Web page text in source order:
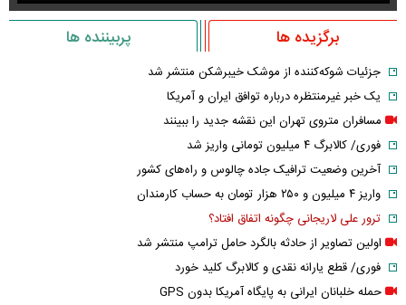
برگزیده ها پربیننده ها
جزئیات شوکه‌کننده از موشک خیبرشکن منتشر شد
یک خبر غیرمنتظره درباره توافق ایران و آمریکا
مسافران متروی تهران این نقشه جدید را ببینند
فوری/ کالابرگ ۴ میلیون تومانی واریز شد
آخرین وضعیت ترافیک جاده چالوس و راه‌های کشور
واریز ۴ میلیون و ۲۵۰ هزار تومان به حساب کارمندان
ترور علی لاریجانی چگونه اتفاق افتاد؟
اولین تصاویر از حادثه بالگرد حامل ترامپ منتشر شد
فوری/ قطع یارانه نقدی و کالابرگ کلید خورد
حمله خلبانان ایرانی به پایگاه آمریکا بدون GPS